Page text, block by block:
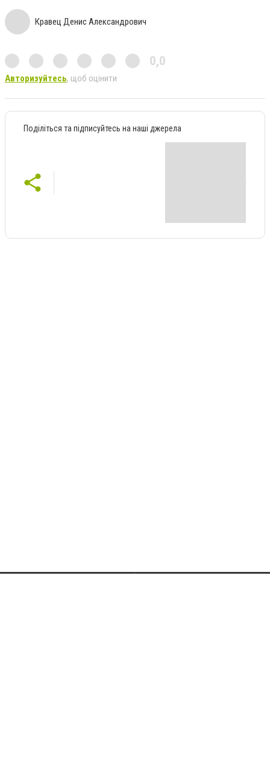
Кравец Денис Александрович
0,0
Авторизуйтесь, щоб оцінити
Поділіться та підписуйтесь на наші джерела